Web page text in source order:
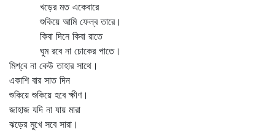
খড়ের মত একেবারে
শুকিয়ে আমি ফেল্‌ব তারে।
কিবা দিনে কিবা রাতে
ঘুম রবে না চোকের পাতে।
মিশ্‌বে না কেউ তাহার সাথে।
একাশি বার সাত দিন
শুকিয়ে শুকিয়ে হবে ক্ষীণ।
জাহাজ যদি না যায় মারা
ঝড়ের মুখে সবে সারা।